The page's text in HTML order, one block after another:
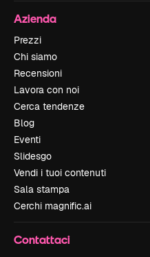
Azienda
Prezzi
Chi siamo
Recensioni
Lavora con noi
Cerca tendenze
Blog
Eventi
Slidesgo
Vendi i tuoi contenuti
Sala stampa
Cerchi magnific.ai
Contattaci